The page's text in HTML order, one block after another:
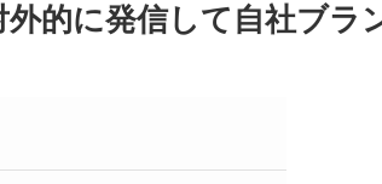
的に発信して自社ブラ